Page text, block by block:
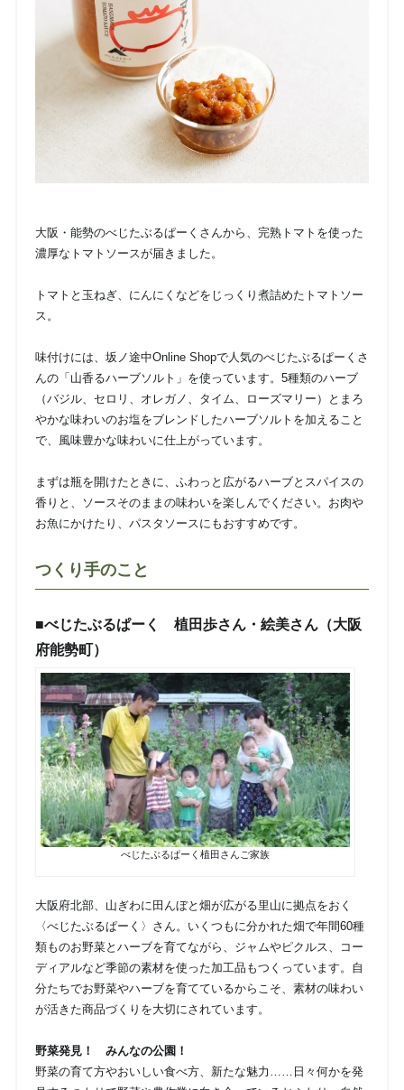
大阪・能勢のべじたぶるぱーくさんから、完熟トマトを使った
濃厚なトマトソースが届きました。
トマトと玉ねぎ、にんにくなどをじっくり煮詰めたトマトソー
ス。
味付けには、坂ノ途中Online Shopで人気のべじたぶるぱーくさ
んの「山香るハーブソルト」を使っています。5種類のハーブ
（バジル、セロリ、オレガノ、タイム、ローズマリー）とまろ
やかな味わいのお塩をブレンドしたハーブソルトを加えること
で、風味豊かな味わいに仕上がっています。
まずは瓶を開けたときに、ふわっと広がるハーブとスパイスの
香りと、ソースそのままの味わいを楽しんでください。お肉や
お魚にかけたり、パスタソースにもおすすめです。
つくり手のこと
■べじたぶるぱーく 植田歩さん・絵美さん（大阪
府能勢町）
べじたぶるぱーく植田さんご家族
大阪府北部、山ぎわに田んぼと畑が広がる里山に拠点をおく
〈べじたぶるぱーく〉さん。いくつもに分かれた畑で年間60種
類ものお野菜とハーブを育てながら、ジャムやピクルス、コー
ディアルなど季節の素材を使った加工品もつくっています。自
分たちでお野菜やハーブを育てているからこそ、素材の味わい
が活きた商品づくりを大切にされています。
野菜発見！ みんなの公園！
野菜の育て方やおいしい食べ方、新たな魅力……日々何かを発